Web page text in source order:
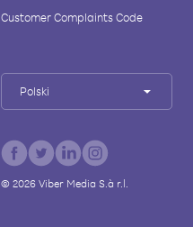
Customer Complaints Code
Polski
© 2026Viber Media S.à r.l.